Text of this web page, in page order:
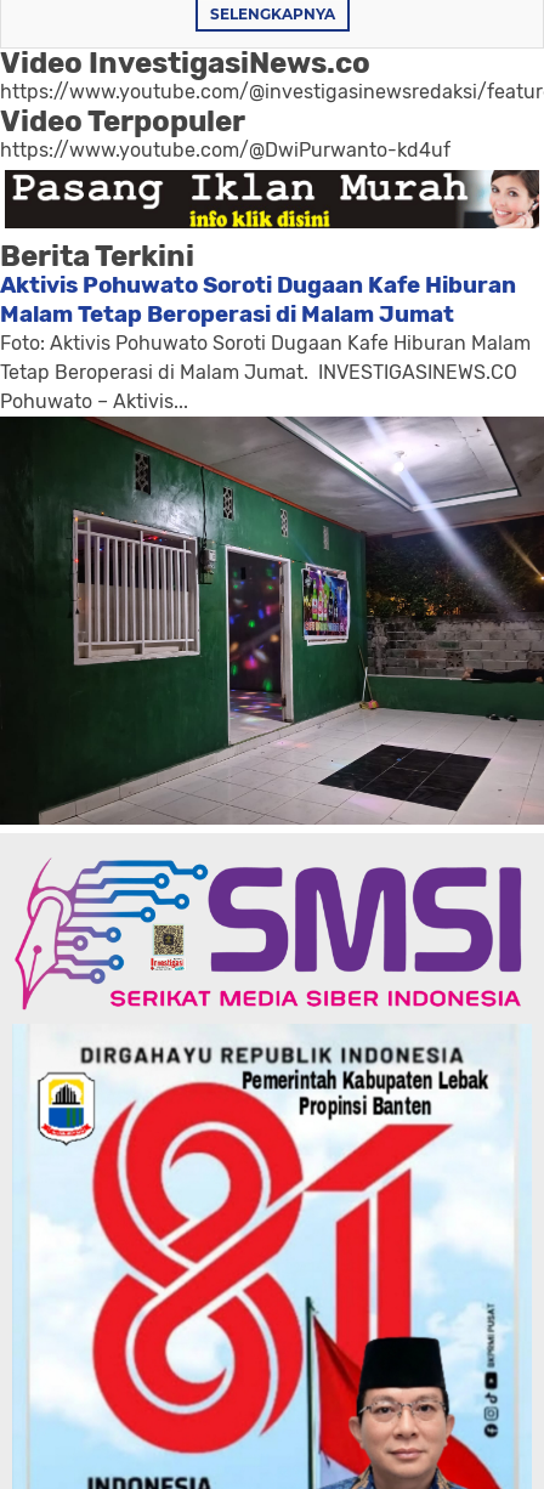
SELENGKAPNYA
Video InvestigasiNews.co
https://www.youtube.com/@investigasinewsredaksi/
Video Terpopuler
https://www.youtube.com/@DwiPurwanto-kd4uf
Berita Terkini
Aktivis Pohuwato Soroti Dugaan Kafe Hiburan
Malam Tetap Beroperasi di Malam Jumat
Foto: Aktivis Pohuwato Soroti Dugaan Kafe Hiburan Malam
Tetap Beroperasi di Malam Jumat. INVESTIGASINEWS.CO
Pohuwato – Aktivis...